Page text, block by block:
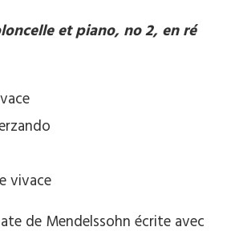
et piano, no 2, en ré
vivace
de Mendelssohn écrite avec